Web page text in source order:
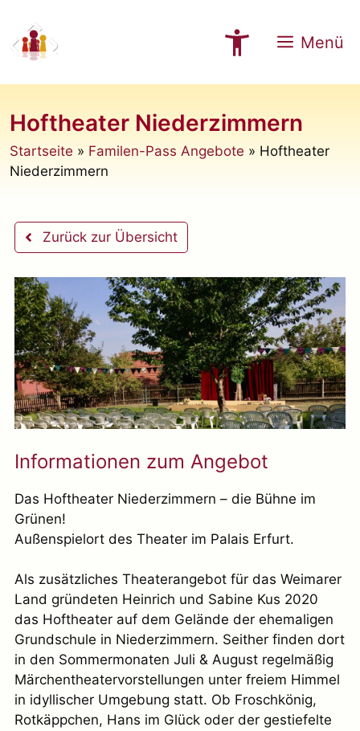
Inhalt
springen
Menü
Hoftheater Niederzimmern
Startseite » Familen-Pass Angebote » Hoftheater
Niederzimmern
Zurück zur Übersicht
Informationen zum Angebot
Das Hoftheater Niederzimmern – die Bühne im
Grünen!
Außenspielort des Theater im Palais Erfurt.
Als zusätzliches Theaterangebot für das Weimarer
Land gründeten Heinrich und Sabine Kus 2020
das Hoftheater auf dem Gelände der ehemaligen
Grundschule in Niederzimmern. Seither finden dort
in den Sommermonaten Juli & August regelmäßig
Märchentheatervorstellungen unter freiem Himmel
in idyllischer Umgebung statt. Ob Froschkönig,
Rotkäppchen, Hans im Glück oder der gestiefelte